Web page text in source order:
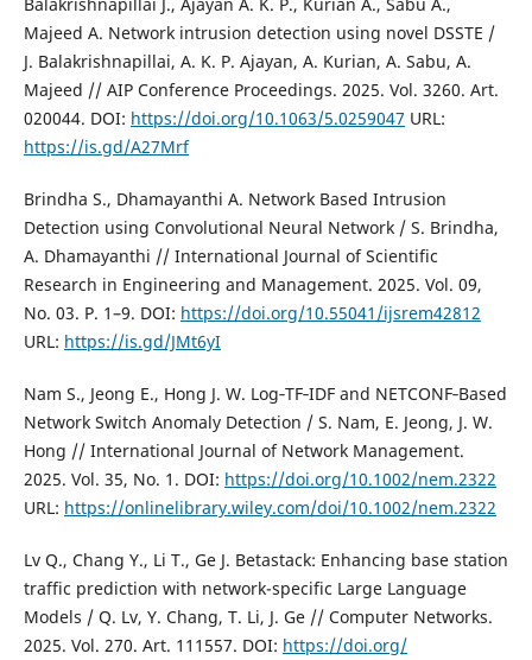
Majeed A. Network intrusion detection using novel DSSTE /
J. Balakrishnapillai, A. K. P. Ajayan, A. Kurian, A. Sabu, A.
Majeed // AIP Conference Proceedings. 2025. Vol. 3260. Art.
020044. DOI: https://doi.org/10.1063/5.0259047 URL:
https://is.gd/A27Mrf
Brindha S., Dhamayanthi A. Network Based Intrusion
Detection using Convolutional Neural Network / S. Brindha,
A. Dhamayanthi // International Journal of Scientific
Research in Engineering and Management. 2025. Vol. 09,
No. 03. P. 1–9. DOI: https://doi.org/10.55041/ijsrem42812
URL: https://is.gd/JMt6yI
Nam S., Jeong E., Hong J. W. Log‐TF‐IDF and NETCONF‐Based
Network Switch Anomaly Detection / S. Nam, E. Jeong, J. W.
Hong // International Journal of Network Management.
2025. Vol. 35, No. 1. DOI: https://doi.org/10.1002/nem.2322
URL: https://onlinelibrary.wiley.com/doi/10.1002/nem.2322
Lv Q., Chang Y., Li T., Ge J. Betastack: Enhancing base station
traffic prediction with network-specific Large Language
Models / Q. Lv, Y. Chang, T. Li, J. Ge // Computer Networks.
2025. Vol. 270. Art. 111557. DOI: https://doi.org/